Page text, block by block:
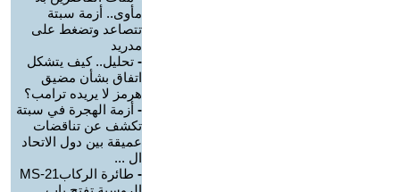
مأوى.. أزمة سبتة
تتصاعد وتضغط على
مدريد
- تحليل.. كيف يتشكل
اتفاق بشأن مضيق
هرمز لا يريده ترامب؟
- أزمة الهجرة في سبتة
تكشف عن تناقضات
عميقة بين دول الاتحاد
ال ...
-
طائرة الركابMS-21